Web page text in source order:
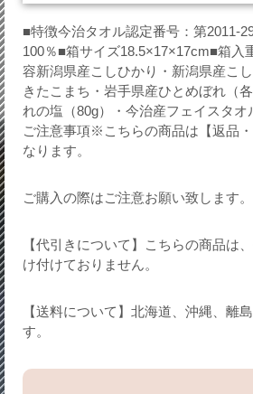
■特徴今治タオル認定番号：第2011-
100％■箱サイズ18.5×17×17cm■箱入
容新潟県産こしひかり・新潟県産こ
きたこまち・岩手県産ひとめぼれ（
れの塩（80g）・今治産フェイスタ
ご注意事項※こちらの商品は【返品
なります。
ご購入の際はご注意お願い致します。
【代引きについて】こちらの商品は
け付けておりません。
【送料について】北海道、沖縄、離
す。